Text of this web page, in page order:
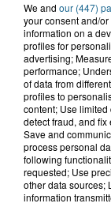
LE TOP
We and our (447)
your consent and/
information on a
profiles for
advertising;
performance;
of data from
profiles to
content; Use limited
detect fraud, and
Save and
process personal
following
requested; Use
other data sources;
information